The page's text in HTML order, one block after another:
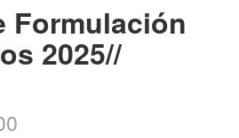
Formulación
2025//